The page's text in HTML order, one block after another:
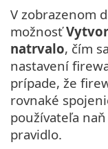
V zobrazenom
možnosť
natrvalo, čím
nastavení
prípade, že
rovnaké
používateľa
pravidlo.